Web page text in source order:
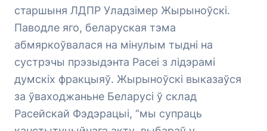
старшыня ЛДПР Уладзімер Жырыноўскі.
Паводле яго, беларуская тэма
абмяркоўвалася на мінулым тыдні на
сустрэчы прэзыдэнта Расеі з лідэрамі
думскіх фракцыяў. Жырыноўскі выказаўся
за ўваходжаньне Беларусі ў склад
Расейскай Фэдэрацыі, “мы супраць